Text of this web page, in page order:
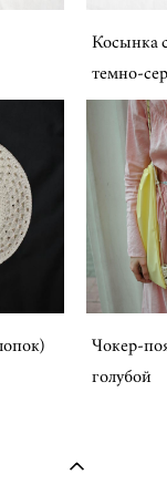
Косынка
темно-
Чокер-
голубой